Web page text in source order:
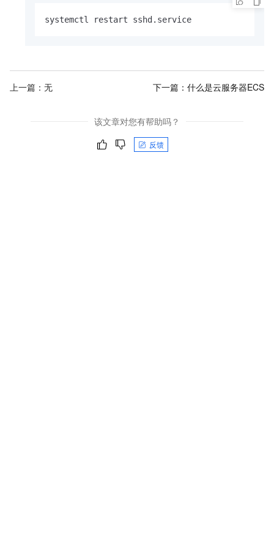
systemctl restart sshd. service
上一篇：无 下一篇： 什么是云服务器ECS
该文章对您有帮助吗？
反馈